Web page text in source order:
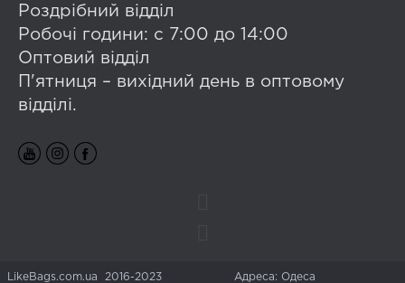
Роздрібний відділ
Робочі години: с 7:00 до 14:00
Оптовий відділ
П'ятниця – вихідний день в оптовому
відділі.
LikeBags.com.ua 2016-2023 Адреса: Одеса